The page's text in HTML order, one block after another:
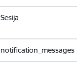
Sesija
notification_messages